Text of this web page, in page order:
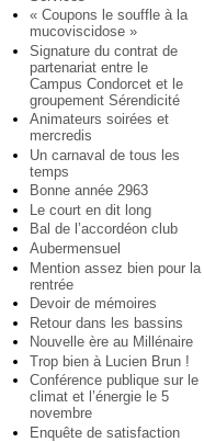
« Coupons le souffle à la
mucoviscidose »
Signature du contrat de
partenariat entre le
Campus Condorcet et le
groupement Sérendicité
Animateurs soirées et
mercredis
Un carnaval de tous les
temps
Bonne année 2963
Le court en dit long
Bal de l’accordéon club
Aubermensuel
Mention assez bien pour la
rentrée
Devoir de mémoires
Retour dans les bassins
Nouvelle ère au Millénaire
Trop bien à Lucien Brun !
Conférence publique sur le
climat et l’énergie le 5
novembre
Enquête de satisfaction